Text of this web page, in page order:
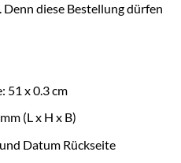
diese Bestellung dürfen
51 x 0.3 cm
(L x H x B)
Datum Rückseite